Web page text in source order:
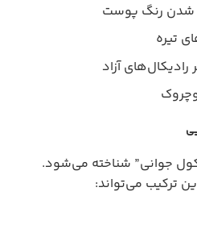
شدن رنگ پوست
تیره
آزاد
جوانی” شناخته می‌شود.
ترکیب می‌تواند: